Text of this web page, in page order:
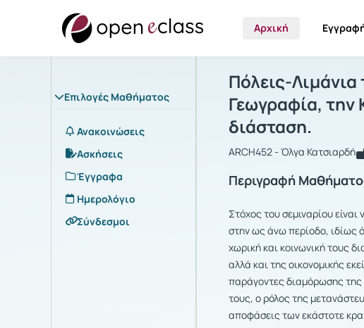
Αρχική
Επιλογές Μαθήματος
Ανακοινώσεις
Ασκήσεις
Έγγραφα
Ημερολόγιο
Σύνδεσμοι
Μάθημα :
Πόλεις-
Γεωγραφία, την
διάσταση.
ARCH452 - Όλγα Κατσιαρδή
Περιγραφή
Στόχος του σεμιναρίου
στην ως άνω περίοδο, ιδίως
χωρική και κοινωνική τους
αλλά και της οικονομικής
παράγοντες διαμόρωσης της
τους, ο ρόλος της
αποφάσεις των εκάστοτε